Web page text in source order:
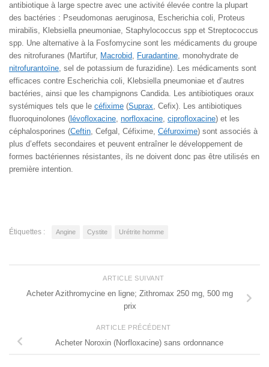
antibiotique à large spectre avec une activité élevée contre la plupart
des bactéries : Pseudomonas aeruginosa, Escherichia coli, Proteus
mirabilis, Klebsiella pneumoniae, Staphylococcus spp et Streptococcus
spp. Une alternative à la Fosfomycine sont les médicaments du groupe
des nitrofuranes (Martifur, Macrobid, Furadantine, monohydrate de
nitrofurantoïne, sel de potassium de furazidine). Les médicaments sont
efficaces contre Escherichia coli, Klebsiella pneumoniae et d’autres
bactéries, ainsi que les champignons Candida. Les antibiotiques oraux
systémiques tels que le céfixime (Suprax, Cefix). Les antibiotiques
fluoroquinolones ( lévofloxacine, norfloxacine, ciprofloxacine) et les
céphalosporines (Ceftin, Cefgal, Céfixime, Céfuroxime) sont associés à
plus d’effets secondaires et peuvent entraîner le développement de
formes bactériennes résistantes, ils ne doivent donc pas être utilisés en
première intention.
Étiquettes : Angine Cystite Urétrite homme
ARTICLE SUIVANT
Acheter Azithromycine en ligne; Zithromax 250 mg, 500 mg
prix
ARTICLE PRÉCÉDENT
Acheter Noroxin (Norfloxacine) sans ordonnance